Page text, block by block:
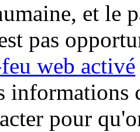
et le
pas
web activé
informations
pour